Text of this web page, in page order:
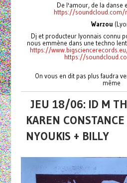
De l'amour, de la danse
https://soundcloud.com/
Warzou
Dj et producteur lyonnais connu
nous emmène dans une techno
https://
https://
On vous en dit pas plus faudra
même
JEU 18/06: ID M
KAREN
NYOUKIS + BILLY